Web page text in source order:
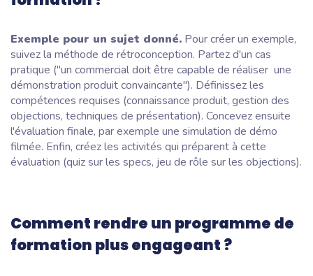
Exemple pour un sujet donné. Pour créer un exemple,
suivez la méthode de rétroconception. Partez d'un cas
pratique ("un commercial doit être capable de réaliser une
démonstration produit convaincante"). Définissez les
compétences requises (connaissance produit, gestion des
objections, techniques de présentation). Concevez ensuite
l'évaluation finale, par exemple une simulation de démo
filmée. Enfin, créez les activités qui préparent à cette
évaluation (quiz sur les specs, jeu de rôle sur les objections).
Comment rendre un programme de
formation plus engageant ?